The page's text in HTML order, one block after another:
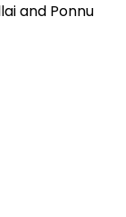
and Ponnu